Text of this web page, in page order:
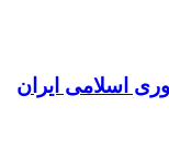
اسلامی ایران